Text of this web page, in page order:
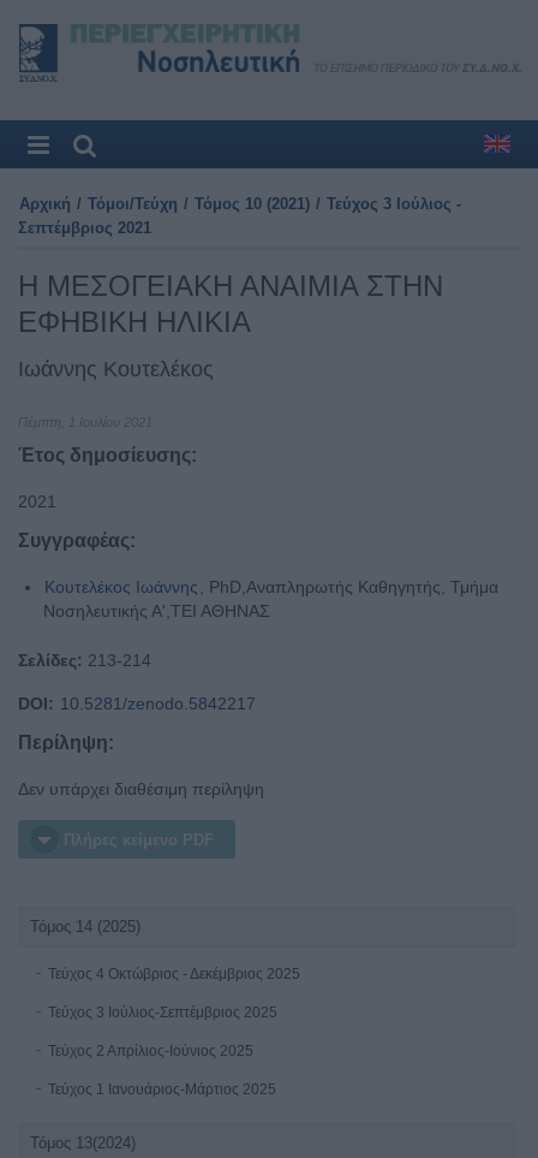
Αρχική / Τόμοι/Τεύχη / Τόμος 10 (2021) / Τεύχος 3 Ιούλιος -
Σεπτέμβριος 2021
Η ΜΕΣΟΓΕΙΑΚΗ ΑΝΑΙΜΙΑ ΣΤΗΝ
ΕΦΗΒΙΚΗ ΗΛΙΚΙΑ
Ιωάννης Κουτελέκος
Πέμπτη, 1 Ιουλίου 2021
Έτος δημοσίευσης:
2021
Συγγραφέας:
Κουτελέκος Ιωάννης, PhD,Αναπληρωτής Καθηγητής, Τμήμα
Νοσηλευτικής Α',ΤΕΙ ΑΘΗΝΑΣ
Σελίδες: 213-214
DOI: 10.5281/zenodo.5842217
Περίληψη:
Δεν υπάρχει διαθέσιμη περίληψη
Πλήρες κείμενο PDF
Τόμος 14 (2025)
Τεύχος 4 Οκτώβριος - Δεκέμβριος 2025
Τεύχος 3 Ιούλιος-Σεπτέμβριος 2025
Τεύχος 2 Απρίλιος-Ιούνιος 2025
Τεύχος 1 Ιανουάριος-Μάρτιος 2025
Τόμος 13(2024)